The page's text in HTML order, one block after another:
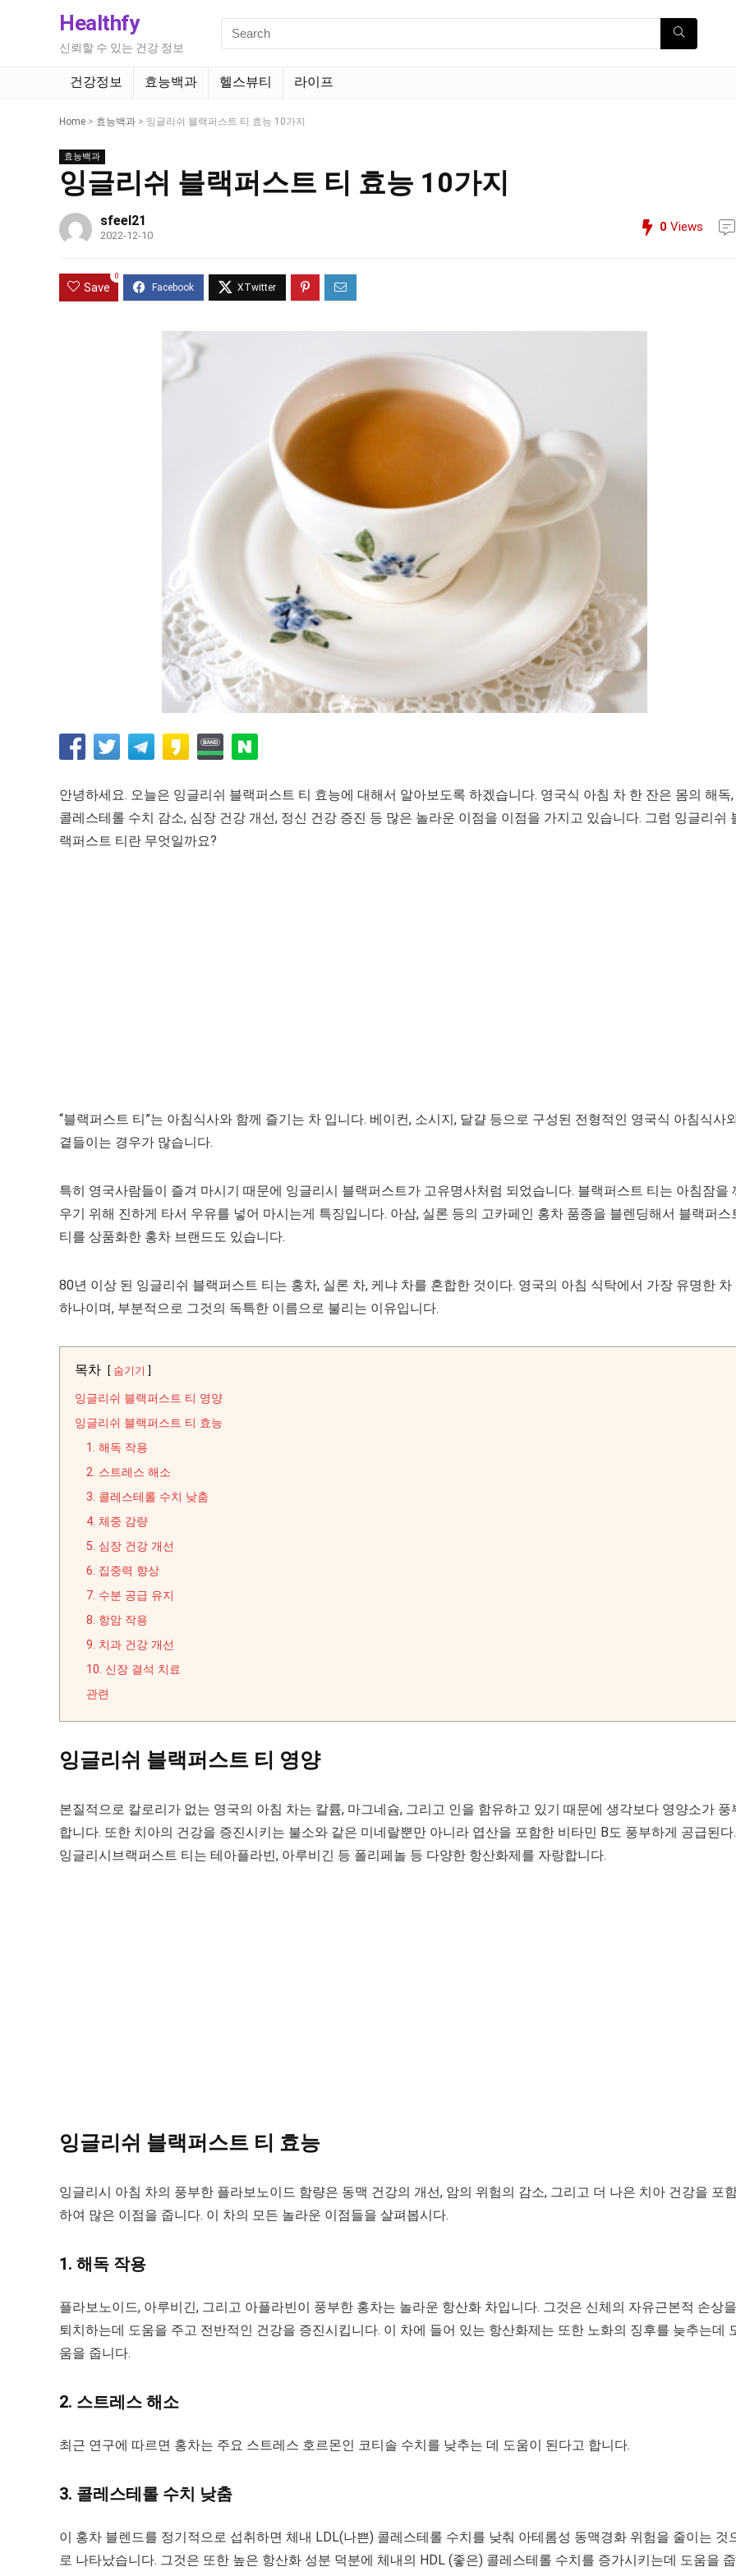
Healthfy
신뢰할 수 있는 건강 정보
건강정보 효능백과 헬스뷰티 라이프
Home > 효능백과 > 잉글리쉬 블랙퍼스트 티 효능 10가지
효능백과
잉글리쉬 블랙퍼스트 티 효능 10가지
sfeel21
2022-12-10
0 Views
Save
0
안녕하세요. 오늘은 잉글리쉬 블랙퍼스트 티 효능에 대해서 알아보도록 하겠습니다. 영국식 아침 차 한 잔은 몸의 해독,
콜레스테롤 수치 감소, 심장 건강 개선, 정신 건강 증진 등 많은 놀라운 이점을 이점을 가지고 있습니다. 그럼 잉글리쉬
랙퍼스트 티란 무엇일까요?
“블랙퍼스트 티”는 아침식사와 함께 즐기는 차 입니다. 베이컨, 소시지, 달걀 등으로 구성된 전형적인 영국식 아침식사
곁들이는 경우가 많습니다.
특히 영국사람들이 즐겨 마시기 때문에 잉글리시 블랙퍼스트가 고유명사처럼 되었습니다. 블랙퍼스트 티는 아침잠을
우기 위해 진하게 타서 우유를 넣어 마시는게 특징입니다. 아삼, 실론 등의 고카페인 홍차 품종을 블렌딩해서 블랙퍼스
티를 상품화한 홍차 브랜드도 있습니다.
80년 이상 된 잉글리쉬 블랙퍼스트 티는 홍차, 실론 차, 케냐 차를 혼합한 것이다. 영국의 아침 식탁에서 가장 유명한 차
하나이며, 부분적으로 그것의 독특한 이름으로 불리는 이유입니다.
목차 숨기기
잉글리쉬 블랙퍼스트 티 영양
잉글리쉬 블랙퍼스트 티 효능
1. 해독 작용
2. 스트레스 해소
3. 콜레스테롤 수치 낮춤
4. 체중 감량
5. 심장 건강 개선
6. 집중력 향상
7. 수분 공급 유지
8. 항암 작용
9. 치과 건강 개선
10. 신장 결석 치료
관련
잉글리쉬 블랙퍼스트 티 영양
본질적으로 칼로리가 없는 영국의 아침 차는 칼륨, 마그네슘, 그리고 인을 함유하고 있기 때문에 생각보다 영양소가 풍
합니다. 또한 치아의 건강을 증진시키는 불소와 같은 미네랄뿐만 아니라 엽산을 포함한 비타민 B도 풍부하게 공급된다.
잉글리시브랙퍼스트 티는 테아플라빈, 아루비긴 등 폴리페놀 등 다양한 항산화제를 자랑합니다.
잉글리쉬 블랙퍼스트 티 효능
잉글리시 아침 차의 풍부한 플라보노이드 함량은 동맥 건강의 개선, 암의 위험의 감소, 그리고 더 나은 치아 건강을 포
하여 많은 이점을 줍니다. 이 차의 모든 놀라운 이점들을 살펴봅시다.
1. 해독 작용
플라보노이드, 아루비긴, 그리고 아플라빈이 풍부한 홍차는 놀라운 항산화 차입니다. 그것은 신체의 자유근본적 손상을
퇴치하는데 도움을 주고 전반적인 건강을 증진시킵니다. 이 차에 들어 있는 항산화제는 또한 노화의 징후를 늦추는데
움을 줍니다.
2. 스트레스 해소
최근 연구에 따르면 홍차는 주요 스트레스 호르몬인 코티솔 수치를 낮추는 데 도움이 된다고 합니다.
3. 콜레스테롤 수치 낮춤
이 홍차 블렌드를 정기적으로 섭취하면 체내 LDL(나쁜) 콜레스테롤 수치를 낮춰 아테롬성 동맥경화 위험을 줄이는 것
로 나타났습니다. 그것은 또한 높은 항산화 성분 덕분에 체내의 HDL (좋은) 콜레스테롤 수치를 증가시키는데 도움을